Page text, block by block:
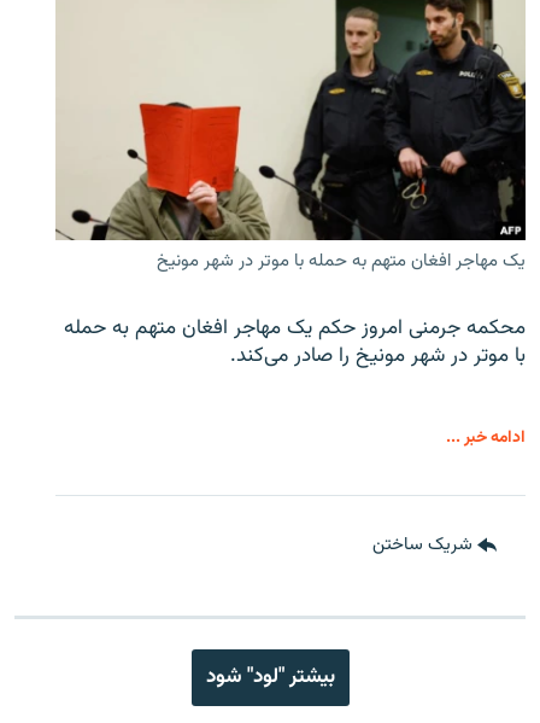
یک مهاجر افغان متهم به حمله با موتر در شهر مونیخ
محکمه جرمنی امروز حکم یک مهاجر افغان متهم به حمله
با موتر در شهر مونیخ را صادر می‌کند.
ادامه خبر ...
شریک ساختن
بیشتر "لود" شود